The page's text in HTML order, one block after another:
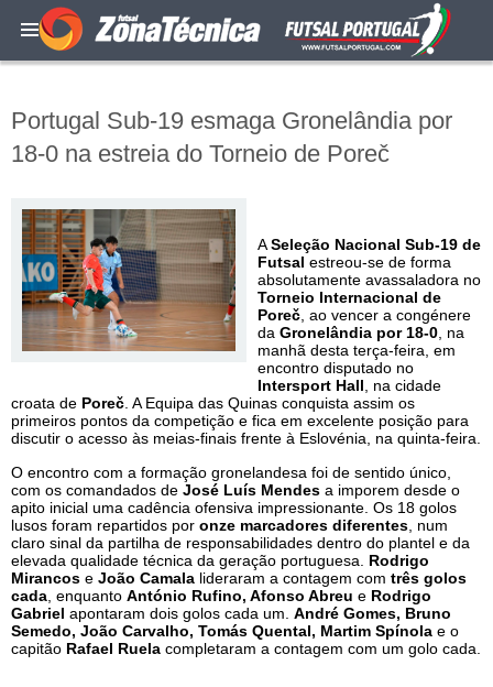
Portugal Sub-19 esmaga Gronelândia por
18-0 na estreia do Torneio de Poreč
ASeleção Nacional Sub-19 de
Futsal estreou-se de forma
absolutamente avassaladora no
Torneio Internacional de
Poreč , ao vencer a congénere
da Gronelândia por 18-0 , na
manhã desta terça-feira, em
encontro disputado no
Intersport Hall , na cidade
croata de Poreč . A Equipa das Quinas conquista assim os
primeiros pontos da competição e fica em excelente posição para
discutir o acesso às meias-finais frente à Eslovénia, na quinta-feira.
O encontro com a formação gronelandesa foi de sentido único,
com os comandados de José Luís Mendes a imporem desde o
apito inicial uma cadência ofensiva impressionante. Os 18 golos
lusos foram repartidos por onze marcadores diferentes , num
claro sinal da partilha de responsabilidades dentro do plantel e da
elevada qualidade técnica da geração portuguesa. Rodrigo
Mirancos e João Camala lideraram a contagem com três golos
cada , enquanto António Rufino, Afonso Abreu e Rodrigo
Gabriel apontaram dois golos cada um. André Gomes, Bruno
Semedo, João Carvalho, Tomás Quental, Martim Spínola e o
capitão Rafael Ruela completaram a contagem com um golo cada.